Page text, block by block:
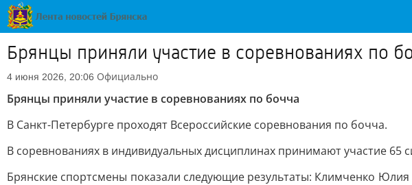
Брянцы приняли участие в соревнованиях по
4 июня 2026, 20:06 Официально
Брянцы приняли участие в соревнованиях по бочча
В Санкт-Петербурге проходят Всероссийские соревнования по бочча.
В соревнованиях в индивидуальных дисциплинах принимают участие 65
Брянские спортсмены показали следующие результаты: Климченко